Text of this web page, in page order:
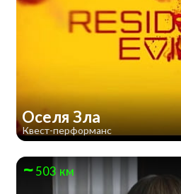
Оселя Зла
Квест-перформанс
503 км